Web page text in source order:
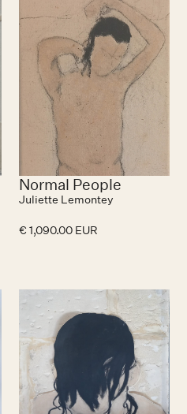
Normal People
Juliette Lemontey
€ 1,090.00 EUR